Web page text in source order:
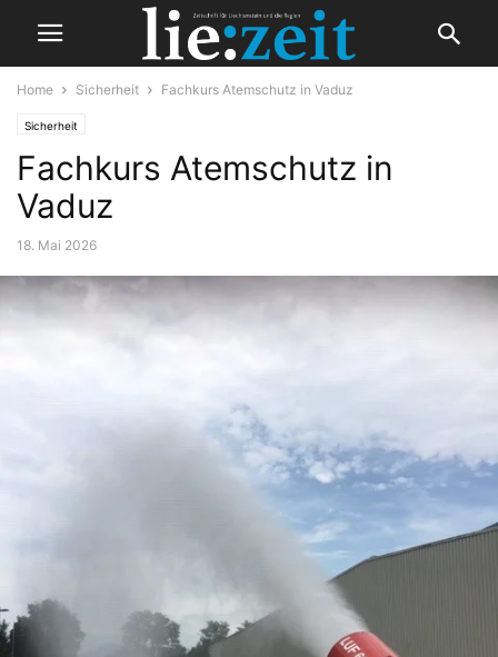
Home Sicherheit Fachkurs Atemschutz in Vaduz
Sicherheit
Fachkurs Atemschutz in
Vaduz
18. Mai 2026